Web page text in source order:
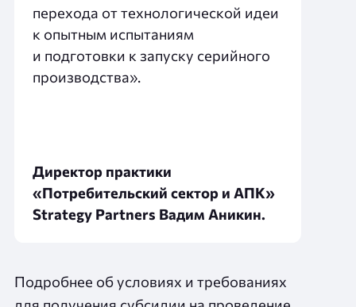
перехода от технологической идеи
к опытным испытаниям
и подготовки к запуску серийного
производства».
Директор практики
«Потребительский сектор и АПК»
Strategy Partners Вадим Аникин.
Подробнее об условиях и требованиях